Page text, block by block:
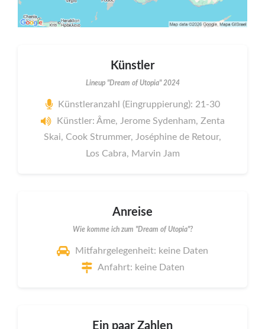
Künstler
Lineup "Dream of Utopia" 2024
Künstleranzahl (Eingruppierung): 21-30
Künstler: Âme, Jerome Sydenham, Zenta
Skai, Cook Strummer, Joséphine de Retour,
Los Cabra, Marvin Jam
Anreise
Wie komme ich zum "Dream of Utopia"?
Mitfahrgelegenheit: keine Daten
Anfahrt: keine Daten
Ein paar Zahlen